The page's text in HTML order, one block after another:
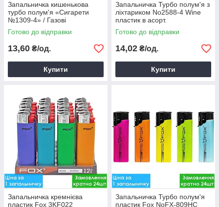
Запальничка кишенькова
турбо полум'я «Сигарети
№1309-4» / Газові
запальнички з турбо
полум'ям
Готово до відправки
13,60 ₴/од.
Купити
Запальничка Турбо полум'я з
ліхтариком No2588-4 Wine
пластик в асорт.
Готово до відправки
14,02 ₴/од.
Купити
Запальничка кремнієва
пластик Fox 3KF022
Запальничка Турбо полум'я
пластик Fox NoFX-809HC